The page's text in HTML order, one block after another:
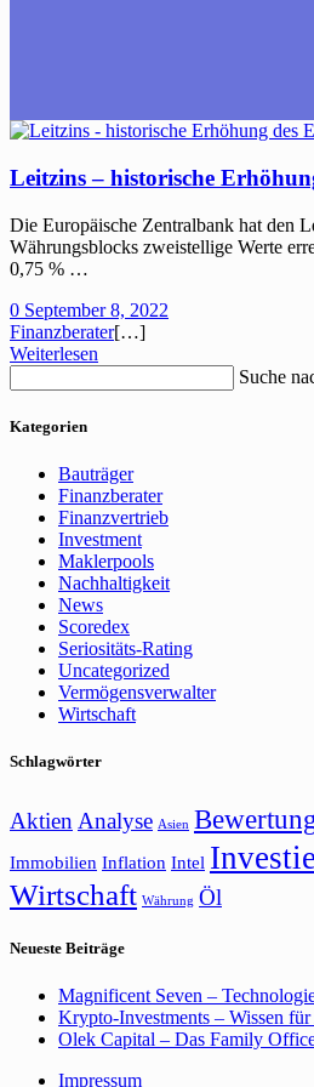
Leitzins – historische
Die Europäische Zentralbank hat den
Währungsblocks zweistellige Werte
0,75 % …
0 September 8, 2022
Finanzberater[…]
Weiterlesen
Suche
Kategorien
Bauträger
Finanzberater
Finanzvertrieb
Investment
Maklerpools
Nachhaltigkeit
News
Scoredex
Seriositäts-Rating
Uncategorized
Vermögensverwalter
Wirtschaft
Schlagwörter
Aktien Analyse Asien
Immobilien Inflation Intel
Wirtschaft Währung Öl
Neueste Beiträge
Magnificent Seven –
Krypto-Investments – Wissen
Olek Capital – Das Family
Impressum